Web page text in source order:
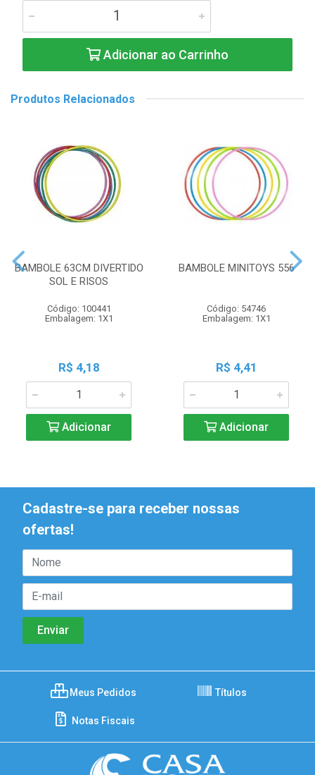
Adicionar ao Carrinho
Produtos Relacionados
BAMBOLE 63CM DIVERTIDO
SOL E RISOS
Código: 100441
Embalagem: 1X1
R$ 4,18
Adicionar
BAMBOLE MINITOYS 556
Código: 54746
Embalagem: 1X1
R$ 4,41
Adicionar
Cadastre-se para receber nossas
ofertas!
Meus Pedidos Títulos
Notas Fiscais